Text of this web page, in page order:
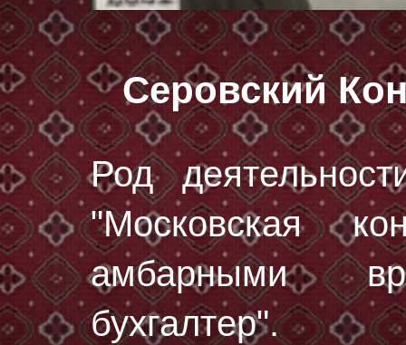
Серовский
Род
"Московская
амбарными
бухгалтер".